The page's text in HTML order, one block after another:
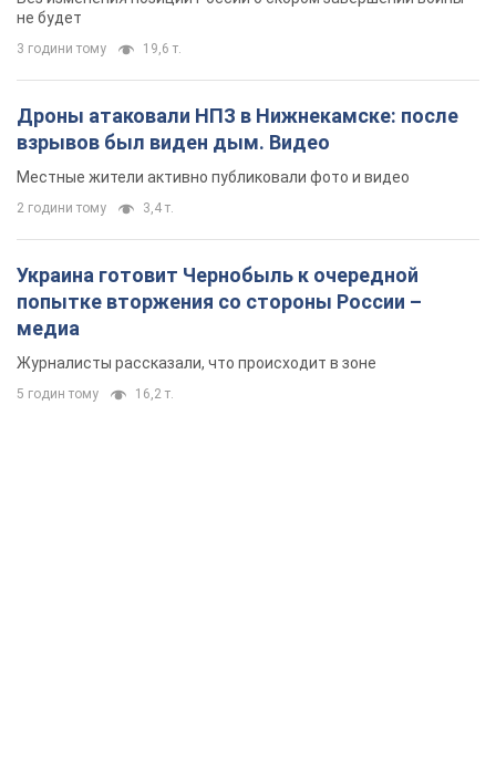
Украина готовит Чернобыль к очередной
попытке вторжения со стороны России –
медиа
Журналисты рассказали, что происходит в зоне
5 годин тому 16,2 т.